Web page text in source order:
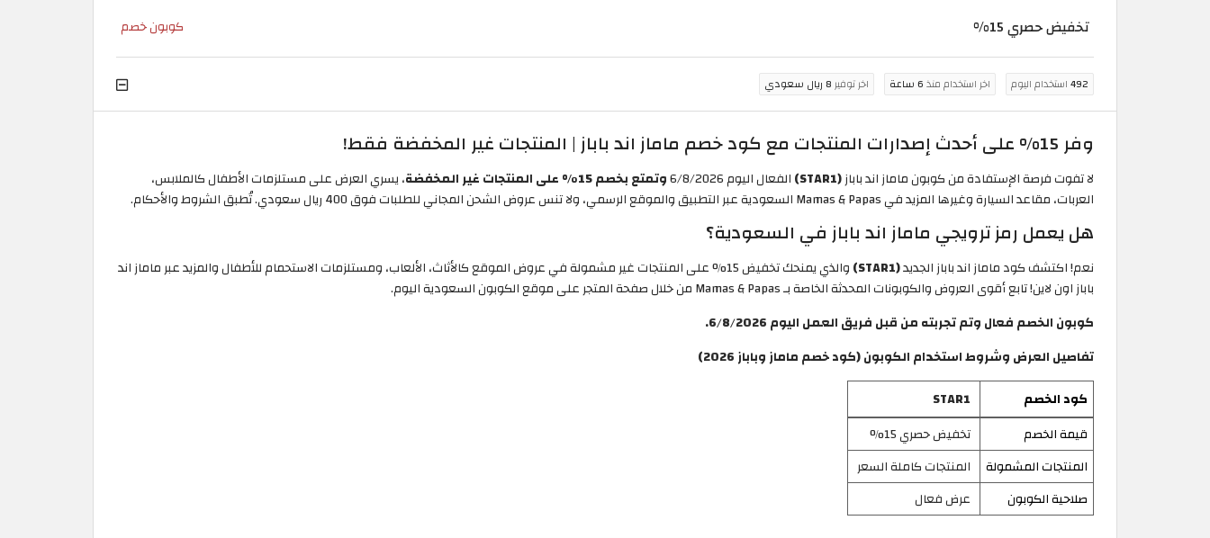
تخفيض حصري 15% كوبون خصم
492استخدام اليوم اخر استخدام منذ6 ساعة اخر توفير8 ريال سعودي
وفر 15% على أحدث إصدارات المنتجات مع كود خصم ماماز اند باباز | المنتجات غير المخفضة فقط!
لا تفوت فرصة الإستفادة من كوبون ماماز اند باباز(STAR1) الفعال اليوم 6/8/2026 وتمتع بخصم 15% على المنتجات غير المخفضة
، يسري العرض على مستلزمات الأطفال كالملابس،
العربات، مقاعد السيارة وغيرها المزيد في Mamas & Papas السعودية عبر التطبيق والموقع الرسمي، ولا تنس عروض الشحن المجاني للطلبات فوق 400 ريال سعودي. تُطبق الشروط والأحكام.
هل يعمل رمز ترويجي ماماز اند باباز في السعودية؟
نعم! اكتشف كود ماماز اند باباز الجديد(STAR1)
والذي يمنحك تخفيض 15% على المنتجات غير مشمولة في عروض الموقع كالأثاث، الألعاب، ومستلزمات الاستحمام للأطفال والمزيد عبر ماماز اند
باباز اون لاين! تابع أقوى العروض والكوبونات المحدثة الخاصة بـ Mamas & Papas من خلال صفحة المتجر على موقع الكوبون السعودية اليوم.
كوبون الخصم فعال وتم تجربته من قبل فريق العمل اليوم 6/8/2026.
تفاصيل العرض وشروط استخدام الكوبون (كود خصم ماماز وباباز 2026)
كود الخصم
STAR1
قيمة الخصم
تخفيض حصري 15%
المنتجات المشمولة
المنتجات كاملة السعر
صلاحية الكوبون
عرض فعال